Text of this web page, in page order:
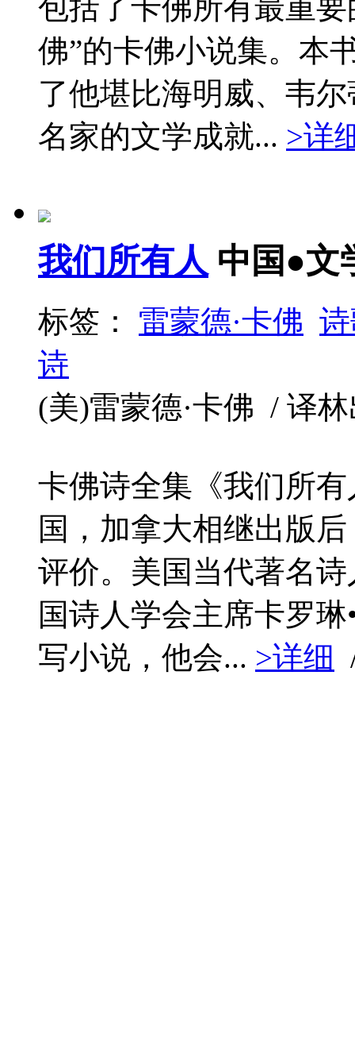
包括了卡佛所有最重
佛”的卡佛小说集。本
了他堪比海明威、韦
名家的文学成就... >详
我们所有人 中国●文
标签： 雷蒙德·卡佛
诗
(美)雷蒙德·卡佛 / 译
卡佛诗全集《我们所
国，加拿大相继出版
评价。美国当代著名
国诗人学会主席卡罗
写小说，他会... >详细